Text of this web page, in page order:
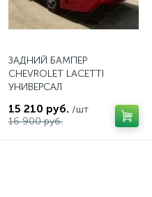
ЗАДНИЙ БАМПЕР
CHEVROLET LACETTI
УНИВЕРСАЛ
15 210 руб. /шт
16 900 руб.